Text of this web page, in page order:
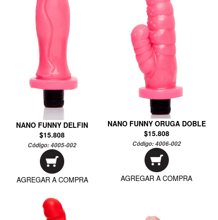
NANO FUNNY DELFIN
$15.808
Código:4005-002
AGREGAR A COMPRA
NANO FUNNY ORUGA DOBLE
$15.808
Código:4006-002
AGREGAR A COMPRA